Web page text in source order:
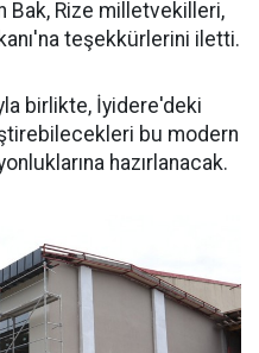
Bak, Rize milletvekilleri,
teşekkürlerini iletti.
birlikte, İyidere'deki
bu modern
hazırlanacak.